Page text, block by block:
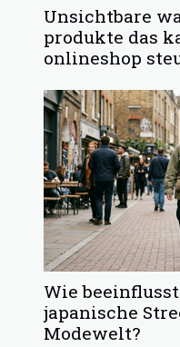
Unsichtbare
produkte das
onlineshop
Wie
japanische
Modewelt?